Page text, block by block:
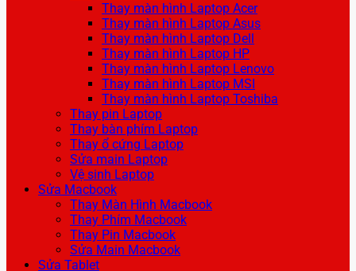
Thay màn hình Laptop Acer
Thay màn hình Laptop Asus
Thay màn hình Laptop Dell
Thay màn hình Laptop HP
Thay màn hình Laptop Lenovo
Thay màn hình Laptop MSI
Thay màn hình Laptop Toshiba
Thay pin Laptop
Thay bàn phím Laptop
Thay ổ cứng Laptop
Sửa main Laptop
Vệ sinh Laptop
Sửa Macbook
Thay Màn Hình Macbook
Thay Phím Macbook
Thay Pin Macbook
Sửa Main Macbook
Sửa Tablet